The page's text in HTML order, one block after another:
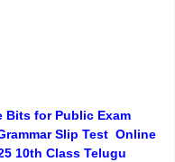
Bits for Public Exam
Slip Test Online
10th Class Telugu